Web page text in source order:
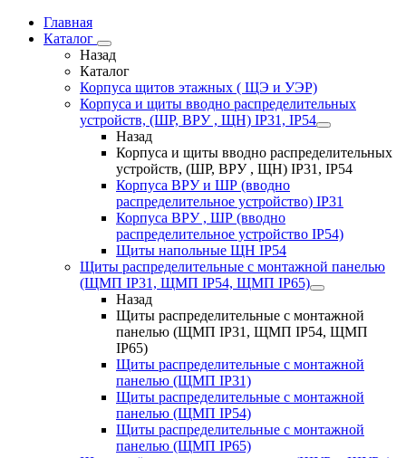
Главная
Каталог
Назад
Каталог
Корпуса щитов этажных ( ЩЭ и УЭР)
Корпуса и щиты вводно распределительных
устройств, (ШР, ВРУ , ЩН) IP31, IP54
Назад
Корпуса и щиты вводно распределительных
устройств, (ШР, ВРУ , ЩН) IP31, IP54
Корпуса ВРУ и ШР (вводно
распределительное устройство) IP31
Корпуса ВРУ , ШР (вводно
распределительное устройство IP54)
Щиты напольные ЩН IP54
Щиты распределительные с монтажной панелью
(ЩМП IP31, ЩМП IP54, ЩМП IP65)
Назад
Щиты распределительные с монтажной
панелью (ЩМП IP31, ЩМП IP54, ЩМП
IP65)
Щиты распределительные с монтажной
панелью (ЩМП IP31)
Щиты распределительные с монтажной
панелью (ЩМП IP54)
Щиты распределительные с монтажной
панелью (ЩМП IP65)